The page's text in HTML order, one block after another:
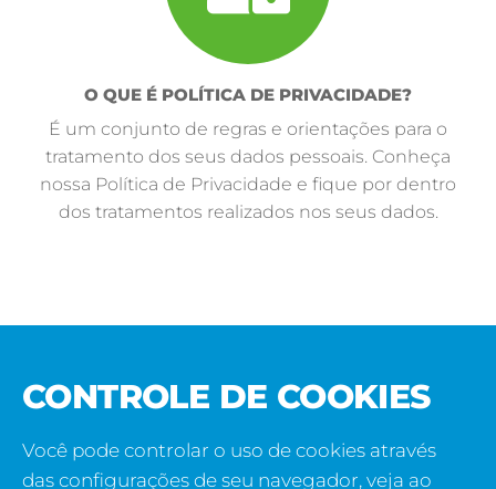
O QUE É POLÍTICA DE PRIVACIDADE?
É um conjunto de regras e orientações para o
tratamento dos seus dados pessoais. Conheça
nossa Política de Privacidade e fique por dentro
dos tratamentos realizados nos seus dados.
CONTROLE DE COOKIES
Você pode controlar o uso de cookies através
das configurações de seu navegador, veja ao